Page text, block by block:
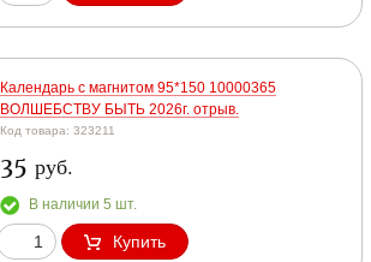
Календарь с магнитом 95*150 10000365
ВОЛШЕБСТВУ БЫТЬ 2026г. отрыв.
Код товара: 323211
35 руб.
В наличии 5 шт.
Купить